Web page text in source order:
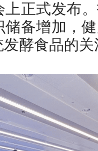
正式发布
储备增加，
酵食品的